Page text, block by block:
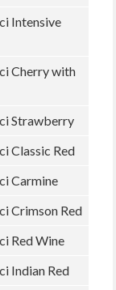
Intensive
Cherry with
Strawberry
Classic Red
Carmine
Crimson Red
Red Wine
Indian Red